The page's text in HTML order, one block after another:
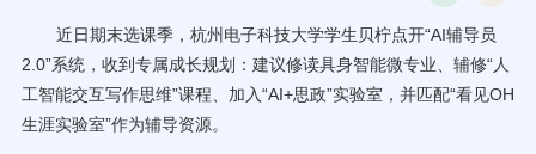
近日期末选课季，杭州电子科技大学学生贝柠点开“AI辅导员
2.0”系统，收到专属成长规划：建议修读具身智能微专业、辅修“人
工智能交互写作思维”课程、加入“AI+思政”实验室，并匹配“看见OH
生涯实验室”作为辅导资源。